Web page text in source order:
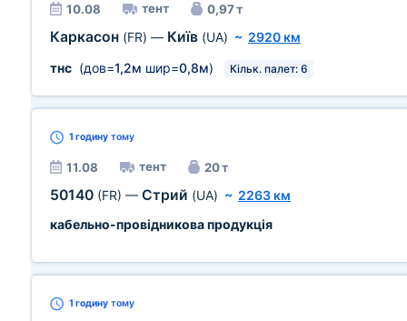
10.08 тент 0,97 т
Каркасон (FR) — Київ (UA) ~ 2920 км
тнс (дов=1,2м шир=0,8м) Кільк. палет: 6
1 годину тому
11.08 тент 20 т
50140 (FR) — Стрий (UA) ~ 2263 км
кабельно-провідникова продукція
1 годину тому